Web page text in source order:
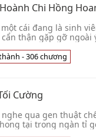
Chi Hồng
cái đang là sinh
thận gặp gỡ ngoài
Vãng Tiền Du
- 306 chương
Cường
qua gen thuật
tại trong ngàn tỉ